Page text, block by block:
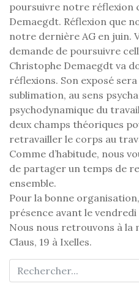
poursuivre notre réflexion
Demaegdt. Réflexion que
notre dernière AG en juin.
demande de poursuivre
Christophe Demaegdt va
réflexions. Son exposé
sublimation, au sens
psychodynamique du
deux champs théoriques
retravailler le corps au
Comme d’habitude, nous
de partager un temps de
ensemble.
Pour la bonne
présence avant le
Nous nous retrouvons à la
Claus, 19 à Ixelles.